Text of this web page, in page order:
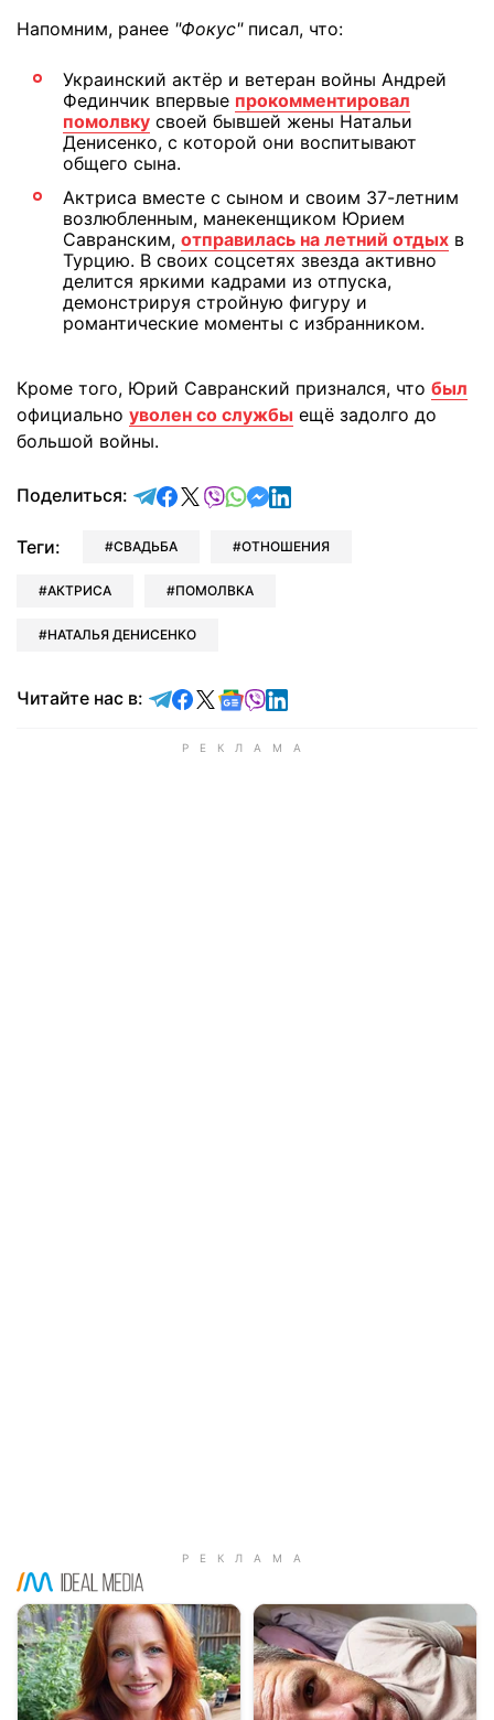
Напомним, ранее "Фокус"писал, что:
Украинский актёр и ветеран войны Андрей
Фединчик впервые прокомментировал
помолвку своей бывшей жены Натальи
Денисенко, с которой они воспитывают
общего сына.
Актриса вместе с сыном и своим 37-летним
возлюбленным, манекенщиком Юрием
Савранским, отправилась на летний отдых в
Турцию. В своих соцсетях звезда активно
делится яркими кадрами из отпуска,
демонстрируя стройную фигуру и
романтические моменты с избранником.
Кроме того, Юрий Савранский признался, что был
официально уволен со службы ещё задолго до
большой войны.
Поделиться: отправить в Telegram
поделиться в Facebook
поделиться в X
отправить в Viber
отправить в Whatsapp
отправить в Messenger
отправить в LinkedIn
Теги: СВАДЬБА ОТНОШЕНИЯ
АКТРИСА ПОМОЛВКА
НАТАЛЬЯ ДЕНИСЕНКО
Читайте нас в: Читайте в Telegram
Читайте в Facebook
Читайте в X
Читайте в Google news
Читайте в Viber
Читайте в LinkedIn